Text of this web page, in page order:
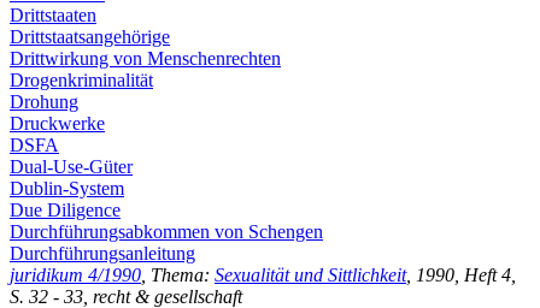
Drittstaaten
Drittstaatsangehörige
Drittwirkung von Menschenrechten
Drogenkriminalität
Drohung
Druckwerke
DSFA
Dual-Use-Güter
Dublin-System
Due Diligence
Durchführungsabkommen von Schengen
Durchführungsanleitung
juridikum 4/1990 , Thema: Sexualität und Sittlichkeit, 1990, Heft 4,
S. 32 - 33, recht & gesellschaft